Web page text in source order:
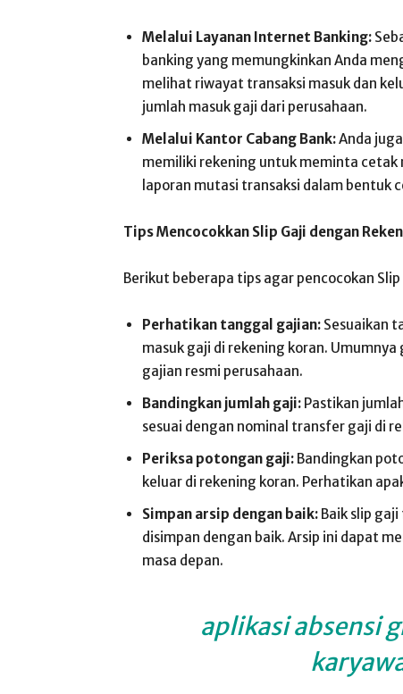
Melalui Layanan Internet Banking:
banking yang memungkinkan Anda
melihat riwayat transaksi masuk dan
jumlah masuk gaji dari perusahaan.
Melalui Kantor Cabang Bank:Anda
memiliki rekening untuk meminta cetak
laporan mutasi transaksi dalam bentuk
Tips Mencocokkan Slip Gaji dengan
Berikut beberapa tips agar pencocokan
Perhatikan tanggal gajian: Sesuaikan
masuk gaji di rekening koran.
gajian resmi perusahaan.
Bandingkan jumlah gaji: Pastikan
sesuai dengan nominal transfer gaji di
Periksa potongan gaji: Bandingkan
keluar di rekening koran. Perhatikan
Simpan arsip dengan baik: Baik slip
disimpan dengan baik. Arsip ini dapat
masa depan.
aplikasi absensi